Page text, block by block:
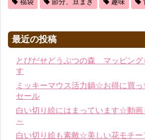
最近の投稿
とびだせどうぶつの森 マッピング
す
ミッキーマウス活力鍋☆お得に買
セール
白い切り絵にはまっています☆動画
～
白い切り絵も素敵☆美しい花モチ